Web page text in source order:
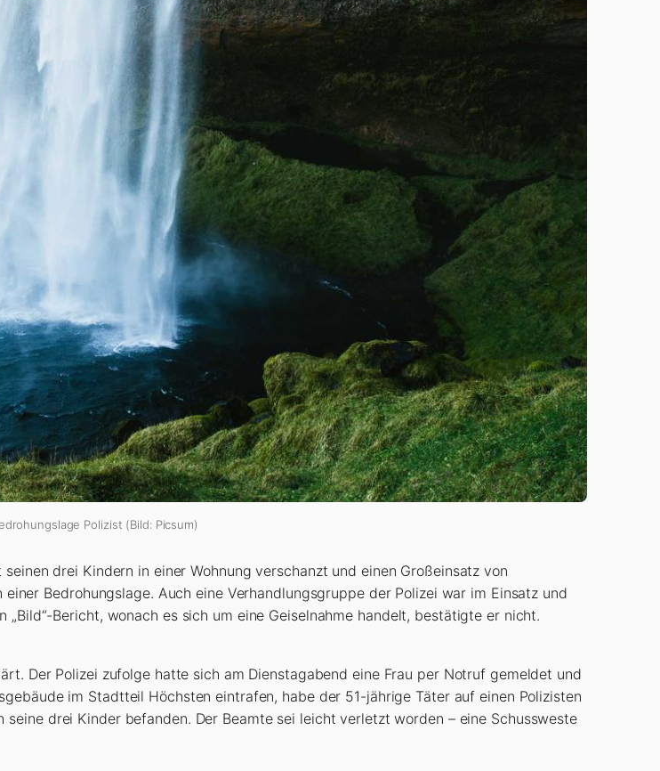
Polizist (Bild: Picsum)
drei Kindern in einer Wohnung verschanzt und einen Großeinsatz von
Bedrohungslage. Auch eine Verhandlungsgruppe der Polizei war im Einsatz und
Bericht, wonach es sich um eine Geiselnahme handelt, bestätigte er nicht.
Der Polizei zufolge hatte sich am Dienstagabend eine Frau per Notruf gemeldet und
im Stadtteil Höchsten eintrafen, habe der 51-jährige Täter auf einen Polizisten
drei Kinder befanden. Der Beamte sei leicht verletzt worden – eine Schussweste